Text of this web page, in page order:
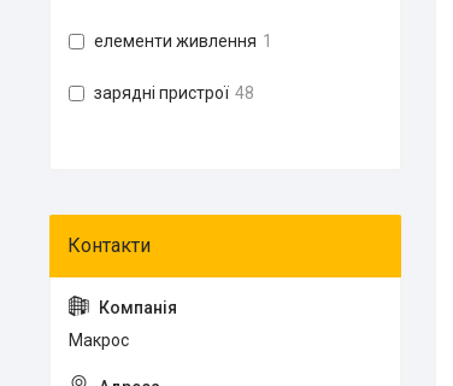
елементи живлення 1
зарядні пристрої 48
Макрос